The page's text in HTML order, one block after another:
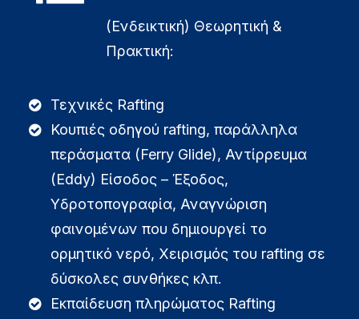
(Ενδεικτική) Θεωρητική &
Πρακτική:
Τεχνικές Rafting
Κουπιές οδηγού rafting, παράλληλα
περάσματα (Ferry Glide), Αντίρρευμα
(Eddy) Είσοδος – Έξοδος,
Υδροτοπογραφία, Αναγνώριση
φαινομένων που δημιουργεί το
ορμητικό νερό, Χειρισμός του rafting σε
δύσκολες συνθήκες κλπ.
Εκπαίδευση πληρώματος Rafting